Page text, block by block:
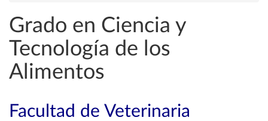
Grado en Ciencia y
Tecnología de los
Alimentos
Facultad de Veterinaria